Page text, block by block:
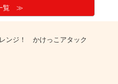
覧 ≫